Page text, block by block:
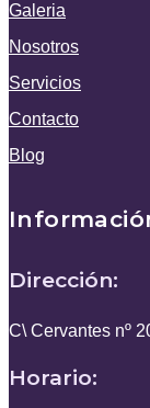
Galeria
Nosotros
Servicios
Contacto
Blog
Dirección:
C\ Cervantes nº
Horario: